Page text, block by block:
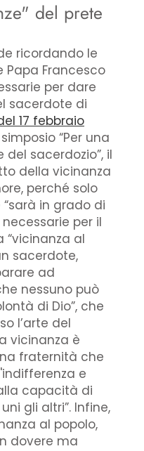
del prete
ricordando le
Papa Francesco
per dare
sacerdote di
17 febbraio
“Per una
sacerdozio”, il
della vicinanza
perché solo
in grado di
per il
“vicinanza al
sacerdote,
ad
nessuno può
di Dio”, che
I’arte del
vicinanza è
fraternità che
e
capacità di
gli altri”. Infine,
al popolo,
dovere ma